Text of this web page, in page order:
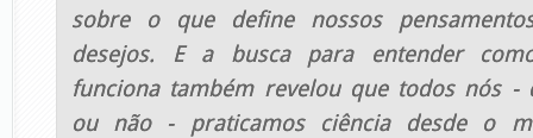
sobre o que define nossos
desejos. E a busca para entender
funciona também revelou que todos nós -
ou não - praticamos ciência desde o